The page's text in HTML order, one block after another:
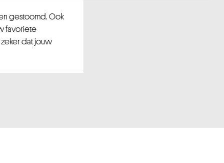
gestoomd. Ook
favoriete
dat jouw